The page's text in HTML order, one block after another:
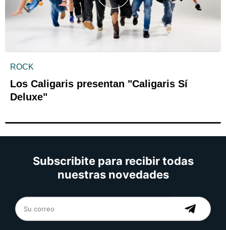
ROCK
Los Caligaris presentan "Caligaris Sí
Deluxe"
Subscribite para recibir todas
nuestras novedades